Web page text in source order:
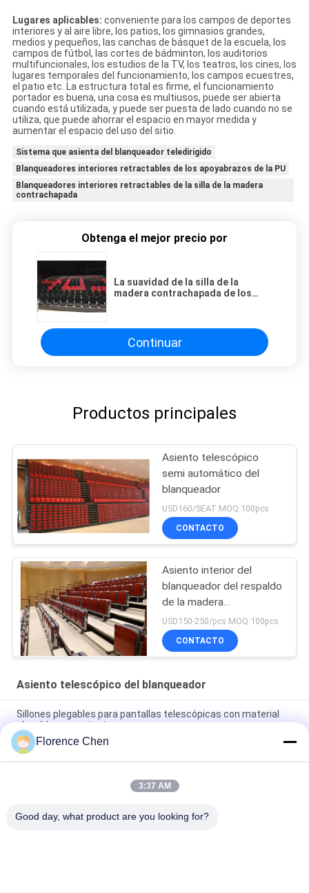
Lugares aplicables: conveniente para los campos de deportes
interiores y al aire libre, los patios, los gimnasios grandes,
medios y pequeños, las canchas de básquet de la escuela, los
campos de fútbol, las cortes de bádminton, los auditorios
multifuncionales, los estudios de la TV, los teatros, los cines, los
lugares temporales del funcionamiento, los campos ecuestres,
el patio etc. La estructura total es firme, el funcionamiento
portador es buena, una cosa es multiusos, puede ser abierta
cuando está utilizada, y puede ser puesta de lado cuando no se
utiliza, que puede ahorrar el espacio en mayor medida y
aumentar el espacio del uso del sitio.
Sistema que asienta del blanqueador teledirigido
Blanqueadores interiores retractables de los apoyabrazos de la PU
Blanqueadores interiores retractables de la silla de la madera
contrachapada
Obtenga el mejor precio por
La suavidad de la silla de la
madera contrachapada de los
retractables para el auditorio
Continuar
Productos principales
Asiento telescópico
semi automático del
blanqueador
USD160/SEAT MOQ:100pcs
CONTACTO
Asiento interior del
blanqueador del respaldo
de la madera
contrachapada
USD150-250/pcs MOQ:100pcs
CONTACTO
Asiento telescópico del blanqueador
Sillones plegables para pantallas telescópicas con material
plegable para asientos
Pantallas de telescopio con pasillo y correa de mano de
madera contrachapada o piso de PVC
Silla de tela Pantalón telescópico sobre plataforma de acero
Florence Chen
3:37 AM
Good day, what product are you looking for?